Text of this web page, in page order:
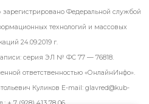
Федеральной службой
технологий и массовых
24.09.2019 г.
серия ЭЛ № ФС 77 — 76818.
ответственностью «ОнлайнИнфо».
Куликов E-mail: glavred@kub-